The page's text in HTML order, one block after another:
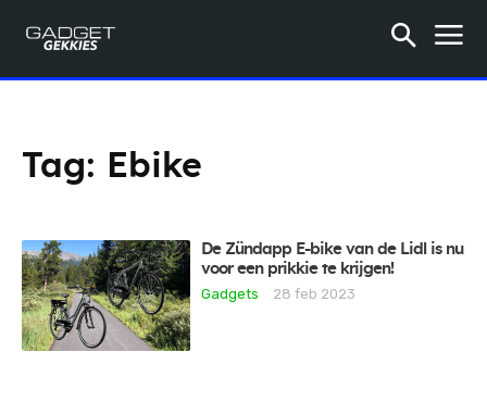
Tag: Ebike
De Zündapp E-bike van de Lidl is nu
voor een prikkie te krijgen!
Gadgets
28 feb 2023